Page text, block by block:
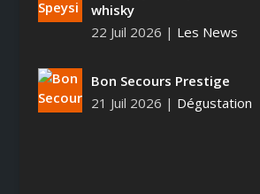
whisky
22 Juil 2026 | Les News
Bon Secours Prestige
21 Juil 2026 | Dégustation